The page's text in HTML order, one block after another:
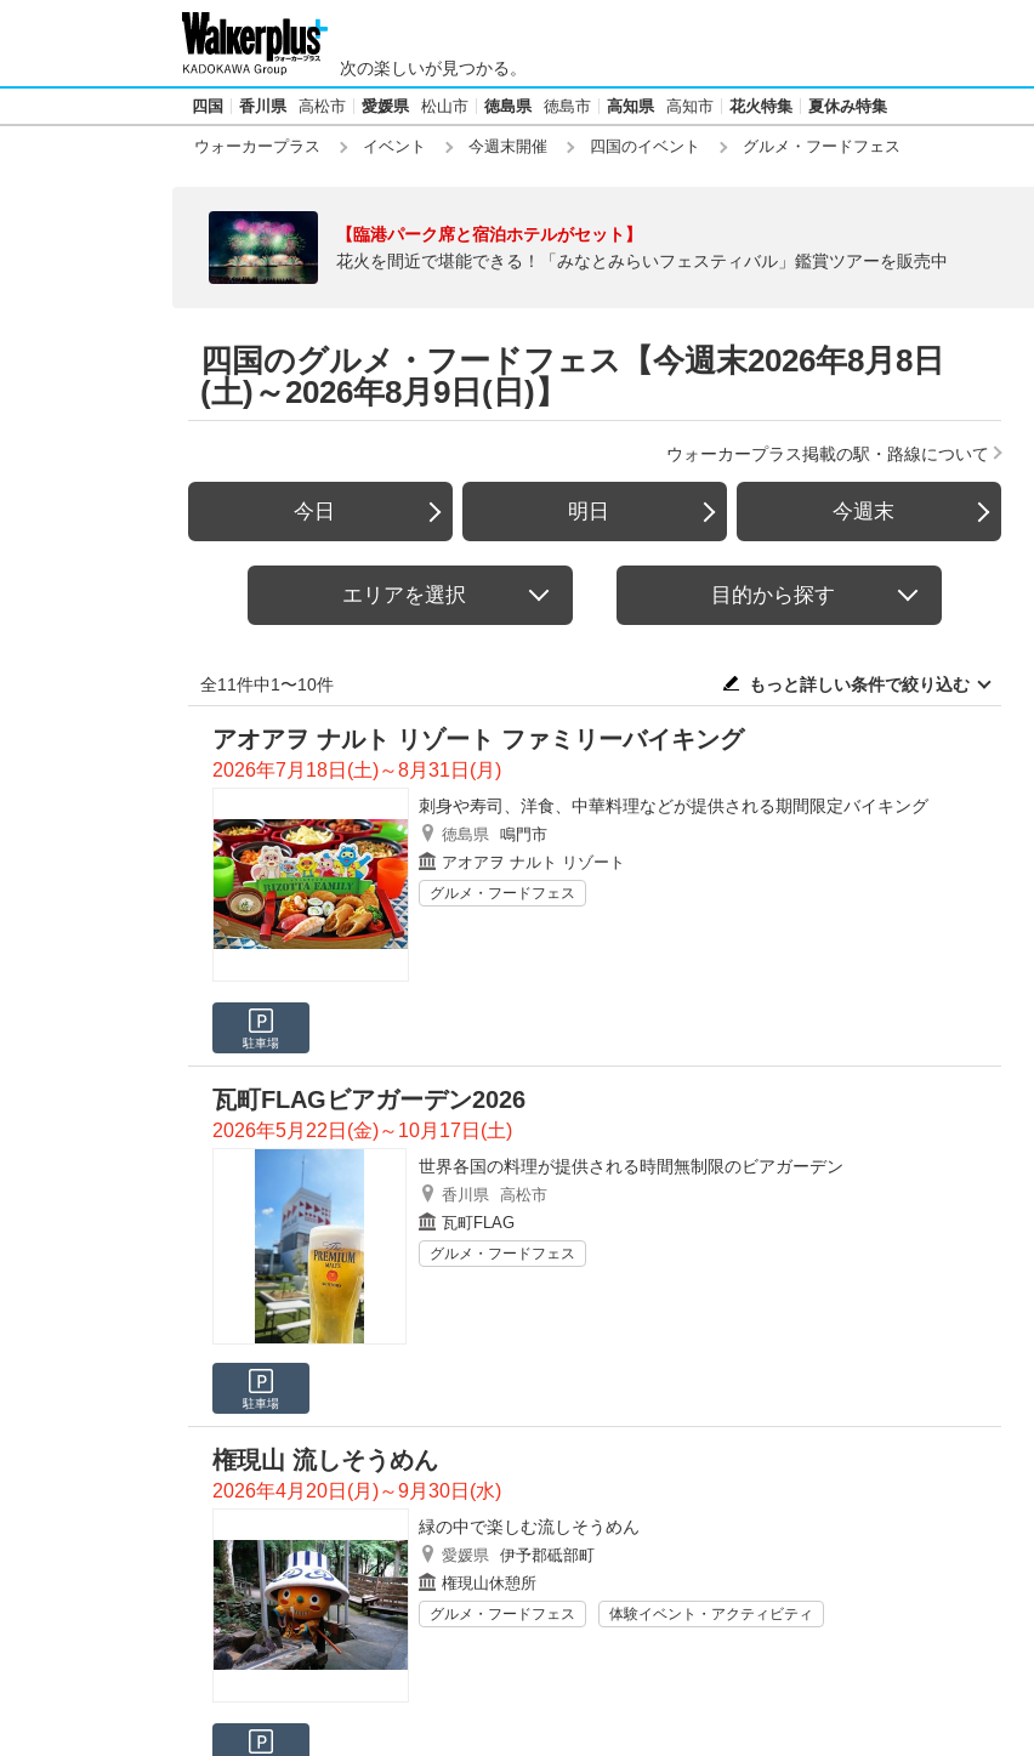
次の楽しいが見つかる。
四国 香川県 高松市 愛媛県 松山市 徳島県 徳島市 高知県 高知市 花火特集 夏休み特集
ウォーカープラス イベント 今週末開催 四国のイベント グルメ・フードフェス
【臨港パーク席と宿泊ホテルがセット】
花火を間近で堪能できる！「みなとみらいフェスティバル」鑑賞ツアーを販売中
四国のグルメ・フードフェス【今週末2026年8月8日
(土)～2026年8月9日(日)】
ウォーカープラス掲載の駅・路線について
今日 明日 今週末
エリアを選択 目的から探す
全11件中1〜10件 もっと詳しい条件で絞り込む
アオアヲ ナルト リゾート ファミリーバイキング
2026年7月18日(土)～8月31日(月)
刺身や寿司、洋食、中華料理などが提供される期間限定バイキング
徳島県 鳴門市
アオアヲ ナルト リゾート
グルメ・フードフェス
駐車場
瓦町FLAGビアガーデン2026
2026年5月22日(金)～10月17日(土)
世界各国の料理が提供される時間無制限のビアガーデン
香川県 高松市
瓦町FLAG
グルメ・フードフェス
駐車場
権現山 流しそうめん
2026年4月20日(月)～9月30日(水)
緑の中で楽しむ流しそうめん
愛媛県 伊予郡砥部町
権現山休憩所
グルメ・フードフェス 体験イベント・アクティビティ